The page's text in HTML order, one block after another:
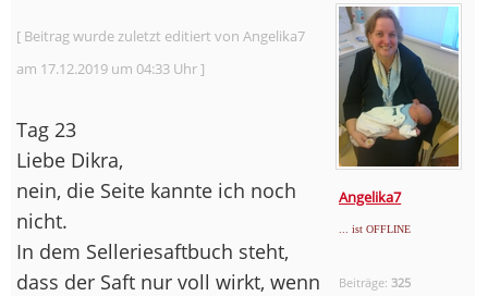
Angelika7
... ist OFFLINE
Beiträge:325
[ Beitrag wurde zuletzt editiert von Angelika7
am 17.12.2019 um 04:33 Uhr ]
Tag 23
Liebe Dikra,
nein, die Seite kannte ich noch
nicht.
In dem Selleriesaftbuch steht,
dass der Saft nur voll wirkt, wenn